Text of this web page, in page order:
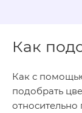
Как
Как с
подобрать